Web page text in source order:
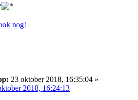
23 oktober 2018, 16:35:04 »
2018, 16:24:13